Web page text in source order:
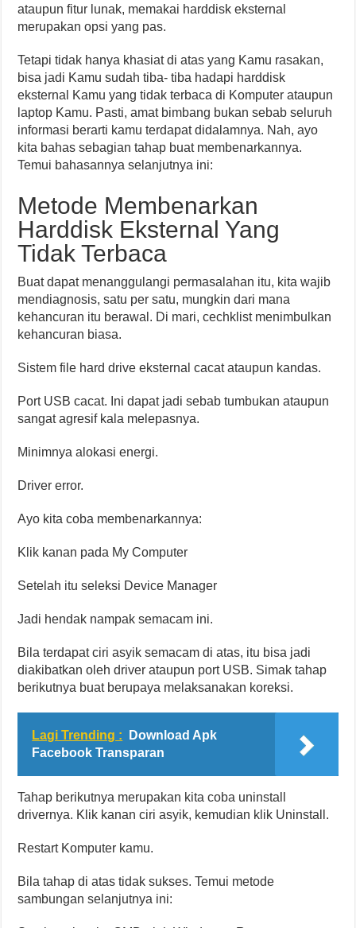
ataupun fitur lunak, memakai harddisk eksternal
merupakan opsi yang pas.
Tetapi tidak hanya khasiat di atas yang Kamu rasakan,
bisa jadi Kamu sudah tiba- tiba hadapi harddisk
eksternal Kamu yang tidak terbaca di Komputer ataupun
laptop Kamu. Pasti, amat bimbang bukan sebab seluruh
informasi berarti kamu terdapat didalamnya. Nah, ayo
kita bahas sebagian tahap buat membenarkannya.
Temui bahasannya selanjutnya ini:
Metode Membenarkan
Harddisk Eksternal Yang
Tidak Terbaca
Buat dapat menanggulangi permasalahan itu, kita wajib
mendiagnosis, satu per satu, mungkin dari mana
kehancuran itu berawal. Di mari, cechklist menimbulkan
kehancuran biasa.
Sistem file hard drive eksternal cacat ataupun kandas.
Port USB cacat. Ini dapat jadi sebab tumbukan ataupun
sangat agresif kala melepasnya.
Minimnya alokasi energi.
Driver error.
Ayo kita coba membenarkannya:
Klik kanan pada My Computer
Setelah itu seleksi Device Manager
Jadi hendak nampak semacam ini.
Bila terdapat ciri asyik semacam di atas, itu bisa jadi
diakibatkan oleh driver ataupun port USB. Simak tahap
berikutnya buat berupaya melaksanakan koreksi.
Lagi Trending :
Download Apk
Facebook Transparan
Tahap berikutnya merupakan kita coba uninstall
drivernya. Klik kanan ciri asyik, kemudian klik Uninstall.
Restart Komputer kamu.
Bila tahap di atas tidak sukses. Temui metode
sambungan selanjutnya ini: